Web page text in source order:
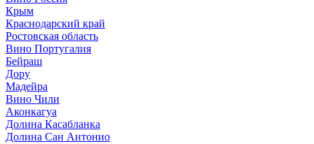
Крым
Краснодарский край
Ростовская область
Вино Португалия
Бейраш
Дору
Мадейра
Вино Чили
Аконкагуа
Долина Касабланка
Долина Сан Антонио